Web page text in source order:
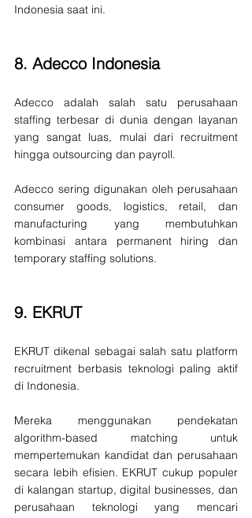
Indonesia saat ini.
8. Adecco Indonesia
Adecco adalah salah satu perusahaan
staffing terbesar di dunia dengan layanan
yang sangat luas, mulai dari recruitment
hingga outsourcing dan payroll.
Adecco sering digunakan oleh perusahaan
consumer goods, logistics, retail, dan
manufacturing yang membutuhkan
kombinasi antara permanent hiring dan
temporary staffing solutions.
9. EKRUT
EKRUT dikenal sebagai salah satu platform
recruitment berbasis teknologi paling aktif
di Indonesia.
Mereka menggunakan pendekatan
algorithm-based matching untuk
mempertemukan kandidat dan perusahaan
secara lebih efisien. EKRUT cukup populer
di kalangan startup, digital businesses, dan
perusahaan teknologi yang mencari